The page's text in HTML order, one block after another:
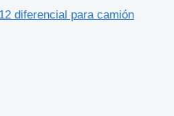
diferencial para camión